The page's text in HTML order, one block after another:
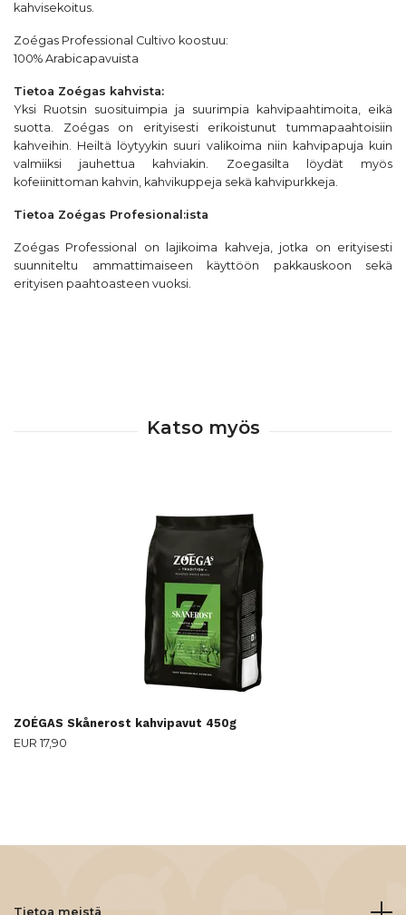
kahvisekoitus.
Zoégas Professional Cultivo koostuu:
100% Arabicapavuista
Tietoa Zoégas kahvista:
Yksi Ruotsin suosituimpia ja suurimpia kahvipaahtimoita, eikä
suotta. Zoégas on erityisesti erikoistunut tummapaahtoisiin
kahveihin. Heiltä löytyykin suuri valikoima niin kahvipapuja kuin
valmiiksi jauhettua kahviakin. Zoegasilta löydät myös
kofeiinittoman kahvin, kahvikuppeja sekä kahvipurkkeja.
Tietoa Zoégas Profesional:ista
Zoégas Professional on lajikoima kahveja, jotka on erityisesti
suunniteltu ammattimaiseen käyttöön pakkauskoon sekä
erityisen paahtoasteen vuoksi.
ZOÉGAS Skånerost kahvipavut 450g
EUR 17,90
Tietoa meistä